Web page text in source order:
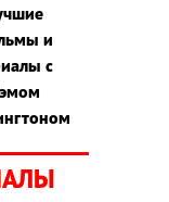
и
с